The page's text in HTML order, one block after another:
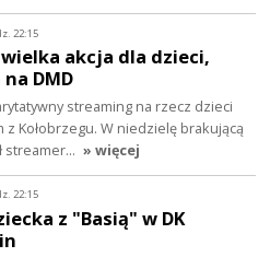
22:15
akcja dla dzieci,
DMD
streaming na rzecz dzieci
z Kołobrzegu. W niedzielę brakującą
streamer… » więcej
22:15
z "Basią" w DK